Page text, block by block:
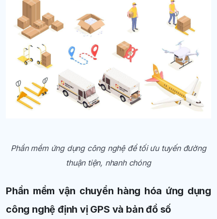
Phần mềm ứng dụng công nghệ để tối ưu tuyến đường
thuận tiện, nhanh chóng
Phần mềm vận chuyển hàng hóa ứng dụng
công nghệ định vị GPS và bản đồ số